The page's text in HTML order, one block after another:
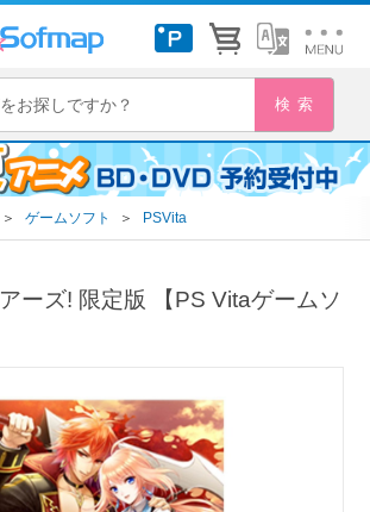
＞ ゲームソフト ＞ PSVita
ーズ! 限定版 【PS Vitaゲームソ